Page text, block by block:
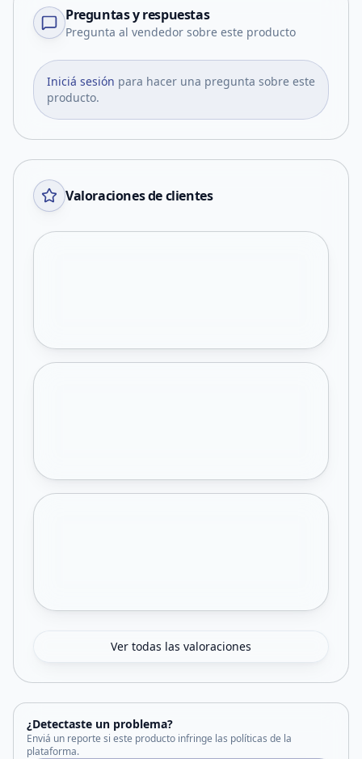
Preguntas y respuestas
Pregunta al vendedor sobre este producto
Iniciá sesión para hacer una pregunta sobre este
producto.
Valoraciones de clientes
Ver todas las valoraciones
¿Detectaste un problema?
Enviá un reporte si este producto infringe las políticas de la
plataforma.